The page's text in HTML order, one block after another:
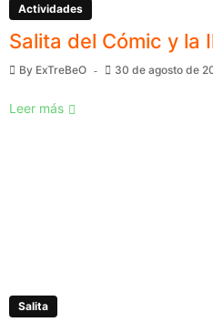
Actividades
Salita del Cómic y la
By ExTreBeO 30 de agosto de
Leer más
Salita